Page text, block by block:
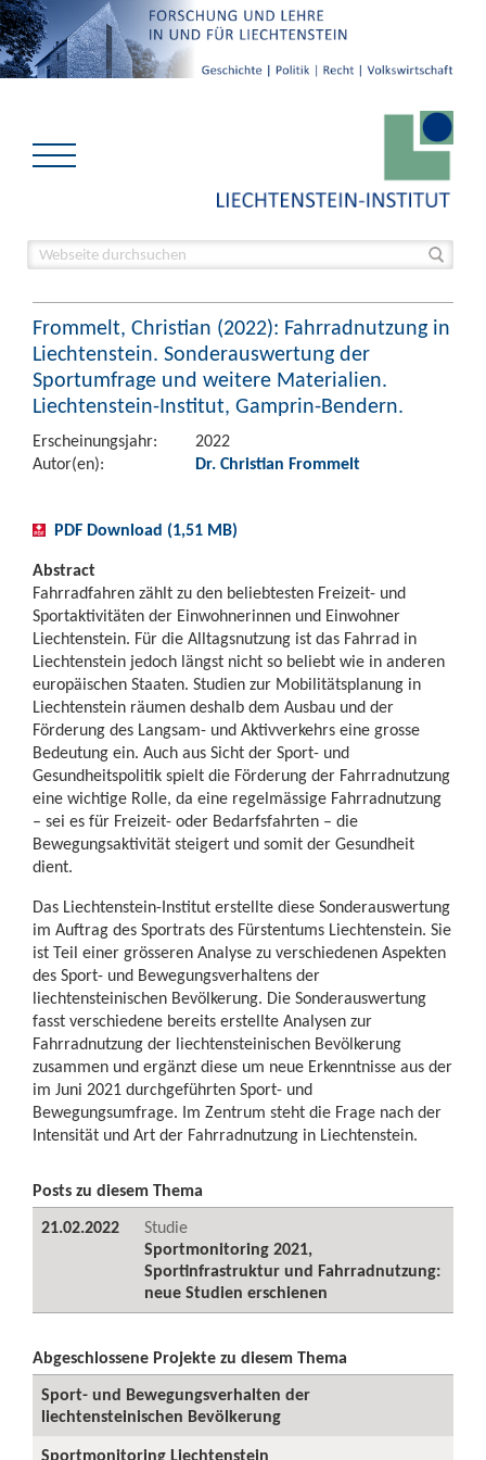
Frommelt, Christian (2022): Fahrradnutzung in
Liechtenstein. Sonderauswertung der
Sportumfrage und weitere Materialien.
Liechtenstein-Institut, Gamprin-Bendern.
Erscheinungsjahr:
2022
Autor(en):
Dr. Christian Frommelt
PDF Download (1,51 MB)
Abstract
Fahrradfahren zählt zu den beliebtesten Freizeit- und
Sportaktivitäten der Einwohnerinnen und Einwohner
Liechtenstein. Für die Alltagsnutzung ist das Fahrrad in
Liechtenstein jedoch längst nicht so beliebt wie in anderen
europäischen Staaten. Studien zur Mobilitätsplanung in
Liechtenstein räumen deshalb dem Ausbau und der
Förderung des Langsam- und Aktivverkehrs eine grosse
Bedeutung ein. Auch aus Sicht der Sport- und
Gesundheitspolitik spielt die Förderung der Fahrradnutzung
eine wichtige Rolle, da eine regelmässige Fahrradnutzung
– sei es für Freizeit- oder Bedarfsfahrten – die
Bewegungsaktivität steigert und somit der Gesundheit
dient.
Das Liechtenstein-Institut erstellte diese Sonderauswertung
im Auftrag des Sportrats des Fürstentums Liechtenstein. Sie
ist Teil einer grösseren Analyse zu verschiedenen Aspekten
des Sport- und Bewegungsverhaltens der
liechtensteinischen Bevölkerung. Die Sonderauswertung
fasst verschiedene bereits erstellte Analysen zur
Fahrradnutzung der liechtensteinischen Bevölkerung
zusammen und ergänzt diese um neue Erkenntnisse aus der
im Juni 2021 durchgeführten Sport- und
Bewegungsumfrage. Im Zentrum steht die Frage nach der
Intensität und Art der Fahrradnutzung in Liechtenstein.
Posts zu diesem Thema
21.02.2022
Studie
Sportmonitoring 2021,
Sportinfrastruktur und Fahrradnutzung:
neue Studien erschienen
Abgeschlossene Projekte zu diesem Thema
Sport- und Bewegungsverhalten der
liechtensteinischen Bevölkerung
Sportmonitoring Liechtenstein